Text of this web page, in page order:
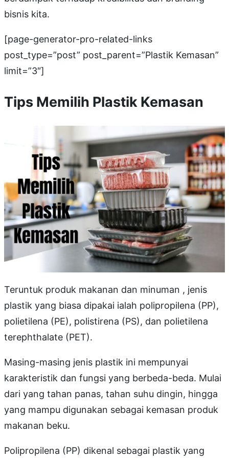
bisnis kita.
[page-generator-pro-related-links
post_type=”post” post_parent=”Plastik Kemasan”
limit=”3″]
Tips Memilih Plastik Kemasan
Teruntuk produk makanan dan minuman , jenis
plastik yang biasa dipakai ialah polipropilena (PP),
polietilena (PE), polistirena (PS), dan polietilena
terephthalate (PET).
Masing-masing jenis plastik ini mempunyai
karakteristik dan fungsi yang berbeda-beda. Mulai
dari yang tahan panas, tahan suhu dingin, hingga
yang mampu digunakan sebagai kemasan produk
makanan beku.
Polipropilena (PP) dikenal sebagai plastik yang